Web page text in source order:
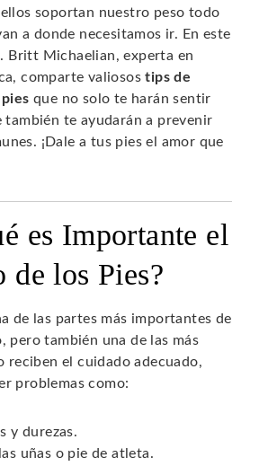
soportan nuestro peso todo
a donde necesitamos ir. En este
Britt Michaelian, experta en
comparte valiosostips de
que no solo te harán sentir
también te ayudarán a prevenir
¡Dale a tus pies el amor que
es Importante el
de los Pies?
de las partes más importantes de
pero también una de las más
reciben el cuidado adecuado,
problemas como:
y durezas.
uñas o pie de atleta.